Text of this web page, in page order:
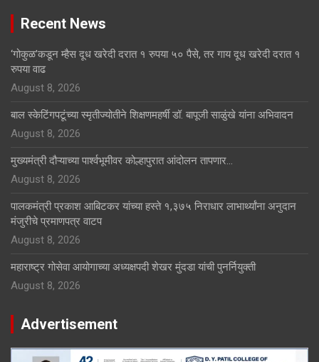
Recent News
‘गोकुळ’कडून म्हैस दूध खरेदी दरात १ रुपया ५० पैसे, तर गाय दूध खरेदी दरात १
रुपया वाढ
August 8, 2026
बाल स्केटिंगपटूंच्या स्मृतीज्योतीने शिक्षणमहर्षी डॉ. बापूजी साळुंखे यांना अभिवादन
August 8, 2026
मुख्यमंत्री दौऱ्याच्या पार्श्वभूमीवर कोल्हापुरात आंदोलन तापणार…
August 8, 2026
पालकमंत्री प्रकाश आबिटकर यांच्या हस्ते १,३७५ निराधार लाभार्थ्यांना अनुदान
मंजुरीचे प्रमाणपत्र वाटप
August 8, 2026
महाराष्ट्र गोसेवा आयोगाच्या अध्यक्षपदी शेखर मुंदडा यांची पुनर्नियुक्ती
August 8, 2026
Advertisement